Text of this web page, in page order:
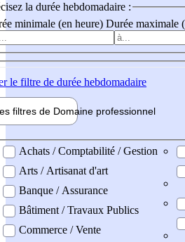
la durée hebdomadaire :
minimale (en heure) Durée maximale
le filtre de durée hebdomadaire
filtres de Domaine professionnel
professionel
Achats / Comptabilité / Gestion
Arts / Artisanat d'art
Banque / Assurance
Bâtiment / Travaux Publics
Commerce / Vente